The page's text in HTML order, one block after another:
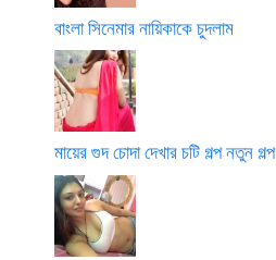
বাংলা সিনেমার নায়িকাকে চুদলাম
মায়ের গুদ চোদা দেখার চটি গল্প নতুন গল্প